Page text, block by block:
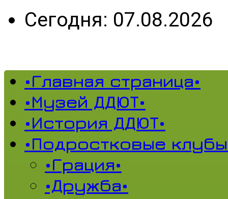
Сегодня: 07.08.2026
•Главная страница•
•Музей ДДЮТ•
•История ДДЮТ•
•Подростковые
•Грация•
•Дружба•